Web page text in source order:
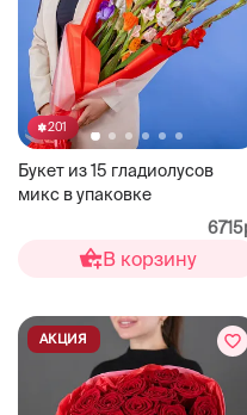
201
Букет из 15 гладиолусов
микс в упаковке
В корзину
АКЦИЯ